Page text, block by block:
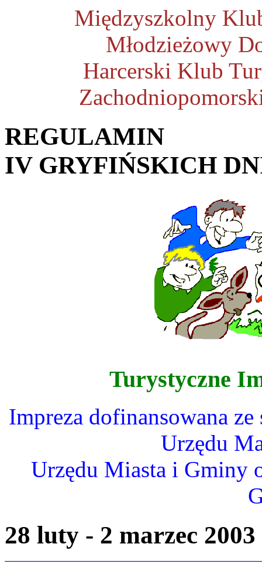
Międzyszkolny
Młodzieżowy
Harcerski Klub
REGULAMIN
IV GRYFIŃSKICH
Turystyczne
Impreza dofinansowana
Urzędu
Urzędu Miasta i Gminy
28 luty - 2 marzec 2003